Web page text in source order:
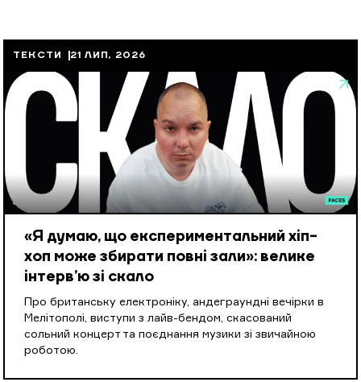
ТЕКСТИ 21 ЛИП, 2026
«Я думаю, що експериментальний хіп-
хоп може збирати повні зали»: велике
інтерв’ю зі скало
Про британську електроніку, андеграундні вечірки в
Мелітополі, виступи з лайв-бендом, скасований
сольний концерт та поєднання музики зі звичайною
роботою.